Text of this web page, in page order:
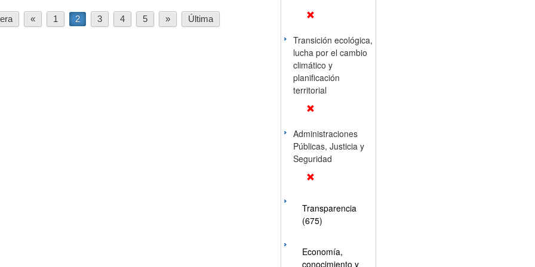
« 1 2 3 4 5 » Última
Transición ecológica,
lucha por el cambio
climático y
planificación
territorial
Administraciones
Públicas, Justicia y
Seguridad
Transparencia
(675)
Economía,
conocimiento y